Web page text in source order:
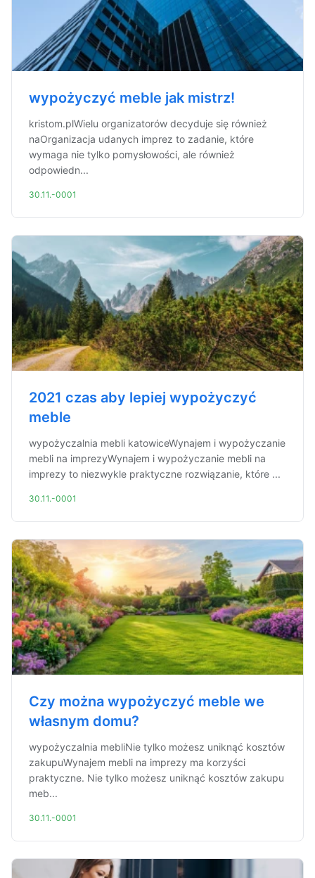
wypożyczyć meble jak mistrz!
kristom.plWielu organizatorów decyduje się również
naOrganizacja udanych imprez to zadanie, które
wymaga nie tylko pomysłowości, ale również
odpowiedn...
30.11.-0001
2021 czas aby lepiej wypożyczyć
meble
wypożyczalnia mebli katowiceWynajem i wypożyczanie
mebli na imprezyWynajem i wypożyczanie mebli na
imprezy to niezwykle praktyczne rozwiązanie, które ...
30.11.-0001
Czy można wypożyczyć meble we
własnym domu?
wypożyczalnia mebliNie tylko możesz uniknąć kosztów
zakupuWynajem mebli na imprezy ma korzyści
praktyczne. Nie tylko możesz uniknąć kosztów zakupu
meb...
30.11.-0001